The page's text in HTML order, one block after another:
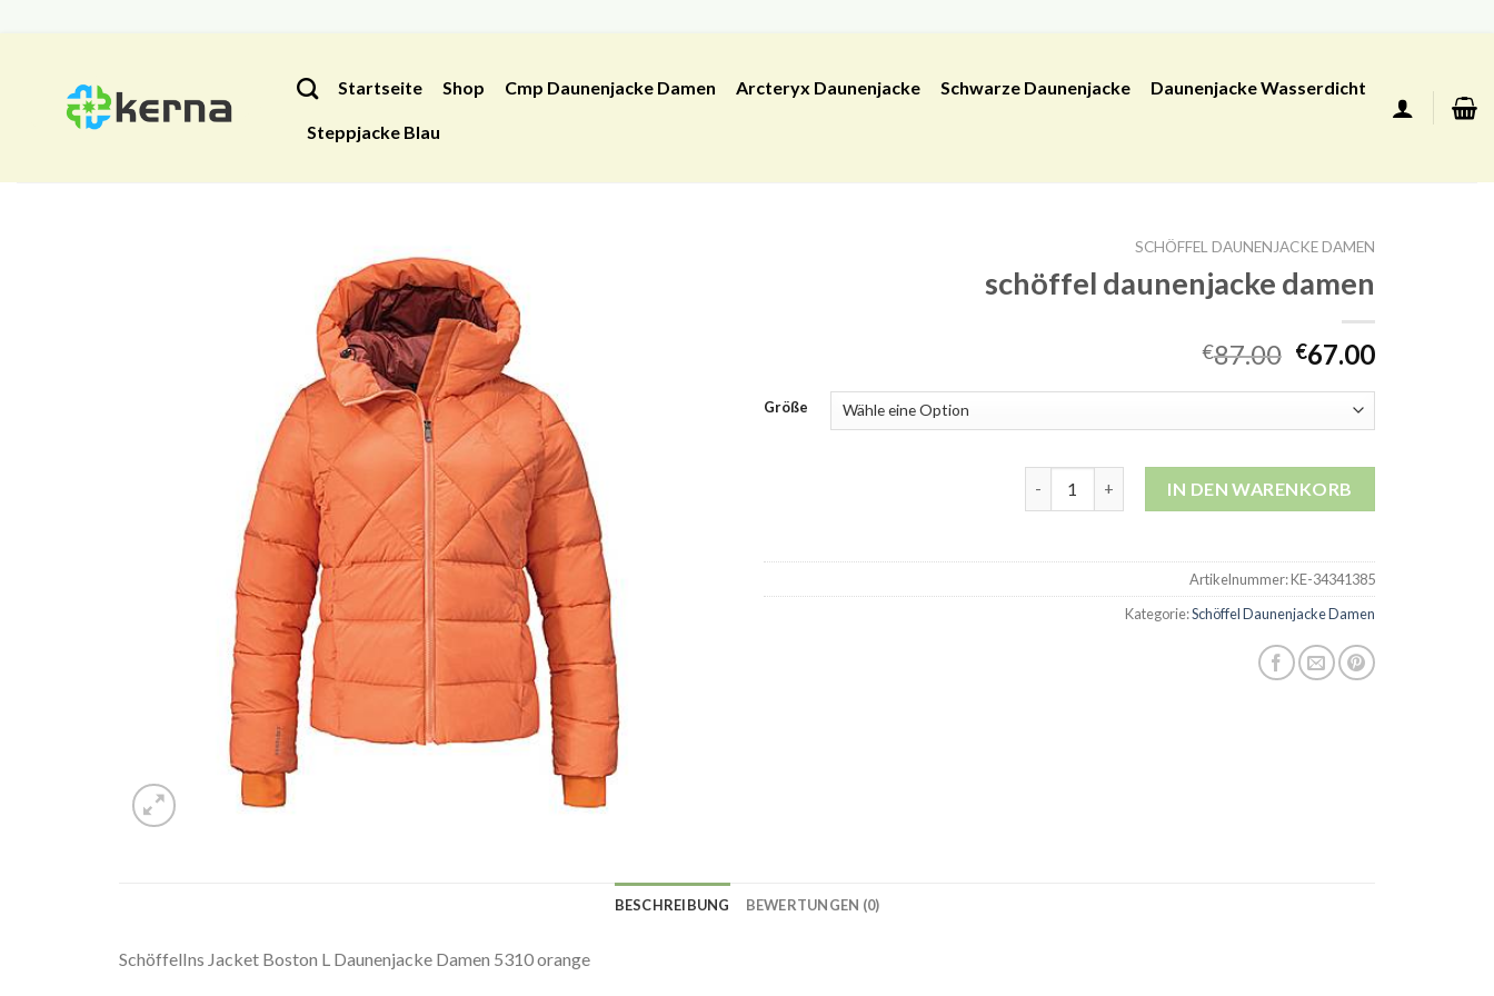
Startseite Shop Cmp Daunenjacke Damen Arcteryx Daunenjacke Schwarze Daunenjacke Daunenjacke Wasserdicht
Steppjacke Blau
SCHÖFFEL DAUNENJACKE DAMEN
schöffel daunenjacke damen
€87.00 €67.00
Größe
IN DEN WARENKORB
Artikelnummer:KE-34341385
Kategorie:Schöffel Daunenjacke Damen
BESCHREIBUNG BEWERTUNGEN (0)
SchöffelIns Jacket Boston L Daunenjacke Damen 5310 orange